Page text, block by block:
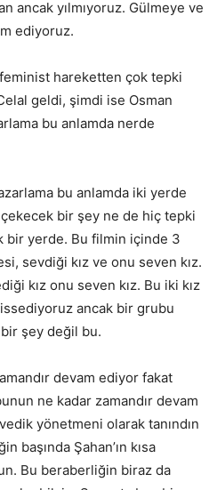
ancak yılmıyoruz. Gülmeye ve
ediyoruz.
hareketten çok tepki
geldi, şimdi ise Osman
bu anlamda nerde
bu anlamda iki yerde
bir şey ne de hiç tepki
bir yerde. Bu filmin içinde 3
sevdiği kız ve onu seven kız.
kız onu seven kız. Bu iki kız
ancak bir grubu
bir şey değil bu.
devam ediyor fakat
ne kadar zamandır devam
yönetmeni olarak tanındın
başında Şahan’ın kısa
Bu beraberliğin biraz da